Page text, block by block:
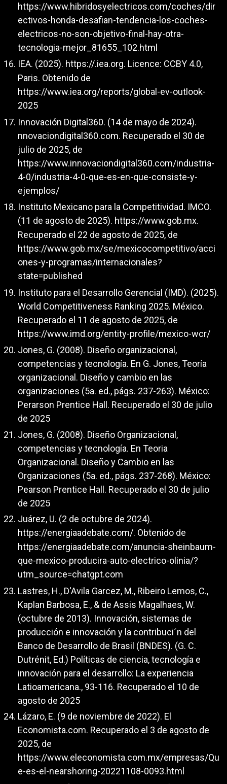
https://www.hibridosyelectricos.com/coches/dir
ectivos-honda-desafian-tendencia-los-coches-
electricos-no-son-objetivo-final-hay-otra-
tecnologia-mejor_81655_102.html
IEA. (2025). https://.iea.org. Licence: CCBY 4.0,
Paris. Obtenido de
https://www.iea.org/reports/global-ev-outlook-
2025
Innovación Digital360. (14 de mayo de 2024).
nnovaciondigital360.com. Recuperado el 30 de
julio de 2025, de
https://www.innovaciondigital360.com/industria-
4-0/industria-4-0-que-es-en-que-consiste-y-
ejemplos/
Instituto Mexicano para la Competitividad. IMCO.
(11 de agosto de 2025). https://www.gob.mx.
Recuperado el 22 de agosto de 2025, de
https://www.gob.mx/se/mexicocompetitivo/acci
ones-y-programas/internacionales?
state=published
Instituto para el Desarrollo Gerencial (IMD). (2025).
World Competitiveness Ranking 2025. México.
Recuperado el 11 de agosto de 2025, de
https://www.imd.org/entity-profile/mexico-wcr/
Jones, G. (2008). Diseño organizacional,
competencias y tecnología. En G. Jones, Teoría
organizacional. Diseño y cambio en las
organizaciones (5a. ed., págs. 237-263). México:
Perarson Prentice Hall. Recuperado el 30 de julio
de 2025
Jones, G. (2008). Diseño Organizacional,
competencias y tecnología. En Teoria
Organizacional. Diseño y Cambio en las
Organizaciones (5a. ed., págs. 237-268). México:
Pearson Prentice Hall. Recuperado el 30 de julio
de 2025
Juárez, U. (2 de octubre de 2024).
https://energiaadebate.com/. Obtenido de
https://energiaadebate.com/anuncia-sheinbaum-
que-mexico-producira-auto-electrico-olinia/?
utm_source=chatgpt.com
Lastres, H., D'Avila Garcez, M., Ribeiro Lemos, C.,
Kaplan Barbosa, E., & de Assis Magalhaes, W.
(octubre de 2013). Innovación, sistemas de
producción e innovación y la contribuci´n del
Banco de Desarrollo de Brasil (BNDES). (G. C.
Dutrénit, Ed.) Políticas de ciencia, tecnología e
innovación para el desarrollo: La experiencia
Latioamericana., 93-116. Recuperado el 10 de
agosto de 2025
Lázaro, E. (9 de noviembre de 2022). El
Economista.com. Recuperado el 3 de agosto de
2025, de
https://www.eleconomista.com.mx/empresas/Qu
e-es-el-nearshoring-20221108-0093.html